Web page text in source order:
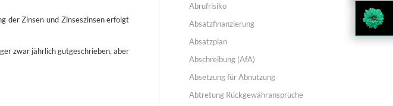
der Zinsen und Zinseszinsen erfolgt
zwar jährlich gutgeschrieben, aber
Abrufrisiko
Absatzfinanzierung
Absatzplan
Abschreibung (AfA)
Absetzung für Abnutzung
Abtretung Rückgewähransprüche